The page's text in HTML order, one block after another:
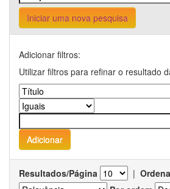
Iniciar uma nova pesquisa
Adicionar filtros:
Utilizar filtros para refinar o resultado
Resultados/Página |